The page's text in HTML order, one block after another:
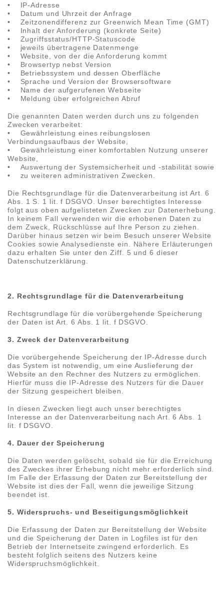
• IP-Adresse
• Datum und Uhrzeit der Anfrage
• Zeitzonendifferenz zur Greenwich Mean Time (GMT)
• Inhalt der Anforderung (konkrete Seite)
• Zugriffsstatus/HTTP-Statuscode
• jeweils übertragene Datenmenge
• Website, von der die Anforderung kommt
• Browsertyp nebst Version
• Betriebssystem und dessen Oberfläche
• Sprache und Version der Browsersoftware
• Name der aufgerufenen Webseite
• Meldung über erfolgreichen Abruf
Die genannten Daten werden durch uns zu folgenden
Zwecken verarbeitet:
• Gewährleistung eines reibungslosen
Verbindungsaufbaus der Website,
• Gewährleistung einer komfortablen Nutzung unserer
Website,
• Auswertung der Systemsicherheit und -stabilität sowie
• zu weiteren administrativen Zwecken.
Die Rechtsgrundlage für die Datenverarbeitung ist Art. 6
Abs. 1 S. 1 lit. f DSGVO. Unser berechtigtes Interesse
folgt aus oben aufgelisteten Zwecken zur Datenerhebung.
In keinem Fall verwenden wir die erhobenen Daten zu
dem Zweck, Rückschlüsse auf Ihre Person zu ziehen.
Darüber hinaus setzen wir beim Besuch unserer Website
Cookies sowie Analysedienste ein. Nähere Erläuterungen
dazu erhalten Sie unter den Ziff. 5 und 6 dieser
Datenschutzerklärung.
2. Rechtsgrundlage für die Datenverarbeitung
Rechtsgrundlage für die vorübergehende Speicherung
der Daten ist Art. 6 Abs. 1 lit. f DSGVO.
3. Zweck der Datenverarbeitung
Die vorübergehende Speicherung der IP-Adresse durch
das System ist notwendig, um eine Auslieferung der
Website an den Rechner des Nutzers zu ermöglichen.
Hierfür muss die IP-Adresse des Nutzers für die Dauer
der Sitzung gespeichert bleiben.
In diesen Zwecken liegt auch unser berechtigtes
Interesse an der Datenverarbeitung nach Art. 6 Abs. 1
lit. f DSGVO.
4. Dauer der Speicherung
Die Daten werden gelöscht, sobald sie für die Erreichung
des Zweckes ihrer Erhebung nicht mehr erforderlich sind.
Im Falle der Erfassung der Daten zur Bereitstellung der
Website ist dies der Fall, wenn die jeweilige Sitzung
beendet ist.
5. Widerspruchs- und Beseitigungsmöglichkeit
Die Erfassung der Daten zur Bereitstellung der Website
und die Speicherung der Daten in Logfiles ist für den
Betrieb der Internetseite zwingend erforderlich. Es
besteht folglich seitens des Nutzers keine
Widerspruchsmöglichkeit.